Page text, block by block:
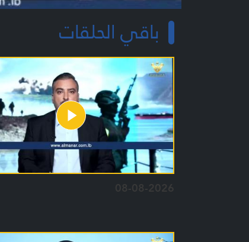
باقي الحلقات
08-08-2026